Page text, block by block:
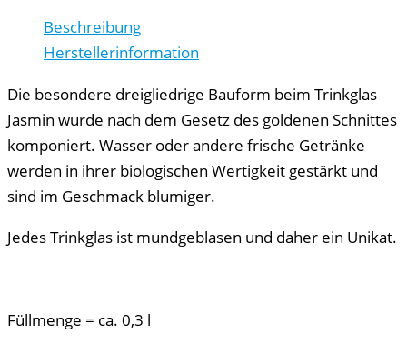
Beschreibung
Herstellerinformation
Die besondere dreigliedrige Bauform beim Trinkglas
Jasmin wurde nach dem Gesetz des goldenen Schnittes
komponiert. Wasser oder andere frische Getränke
werden in ihrer biologischen Wertigkeit gestärkt und
sind im Geschmack blumiger.
Jedes Trinkglas ist mundgeblasen und daher ein Unikat.
Füllmenge = ca. 0,3 l